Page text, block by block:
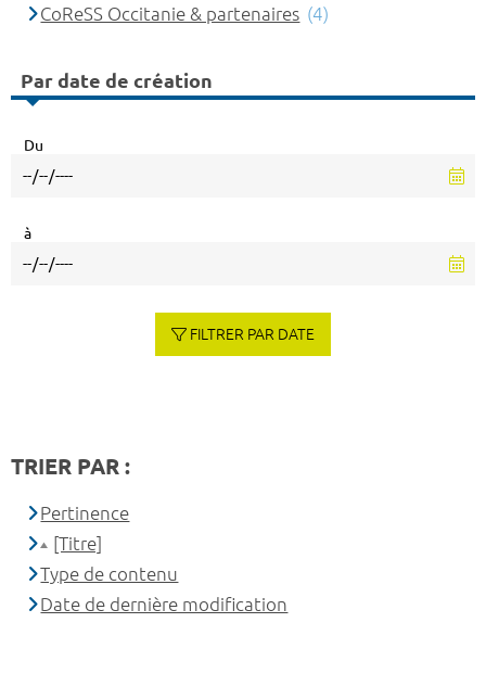
CoReSS Occitanie & partenaires (4)
Par date de création
Du
à
FILTRER PAR DATE
TRIER PAR :
Pertinence
[Titre]
Type de contenu
Date de dernière modification